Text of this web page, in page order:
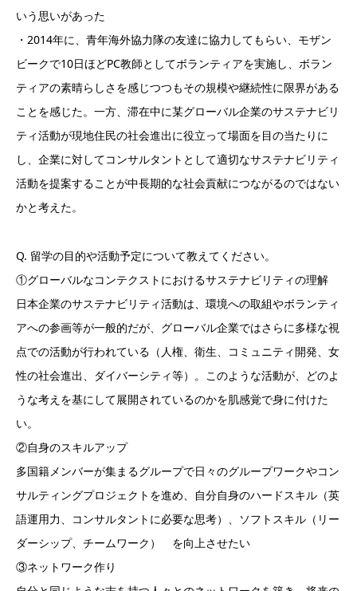
いう思いがあった
・2014年に、青年海外協力隊の友達に協力してもらい、モザン
ビークで10日ほどPC教師としてボランティアを実施し、ボラン
ティアの素晴らしさを感じつつもその規模や継続性に限界がある
ことを感じた。一方、滞在中に某グローバル企業のサステナビリ
ティ活動が現地住民の社会進出に役立って場面を目の当たりに
し、企業に対してコンサルタントとして適切なサステナビリティ
活動を提案することが中長期的な社会貢献につながるのではない
かと考えた。
Q. 留学の目的や活動予定について教えてください。
①グローバルなコンテクストにおけるサステナビリティの理解
日本企業のサステナビリティ活動は、環境への取組やボランティ
アへの参画等が一般的だが、グローバル企業ではさらに多様な視
点での活動が行われている（人権、衛生、コミュニティ開発、女
性の社会進出、ダイバーシティ等）。このような活動が、どのよ
うな考えを基にして展開されているのかを肌感覚で身に付けた
い。
②自身のスキルアップ
多国籍メンバーが集まるグループで日々のグループワークやコン
サルティングプロジェクトを進め、自分自身のハードスキル（英
語運用力、コンサルタントに必要な思考）、ソフトスキル（リー
ダーシップ、チームワーク） を向上させたい
③ネットワーク作り